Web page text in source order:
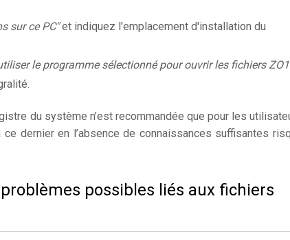
sur ce PC"et indiquez l'emplacement d'installation du
le programme sélectionné pour ouvrir les fichiers
du système n’est recommandée que pour les
dernier en l’absence de connaissances suffisantes
possibles liés aux fichiers